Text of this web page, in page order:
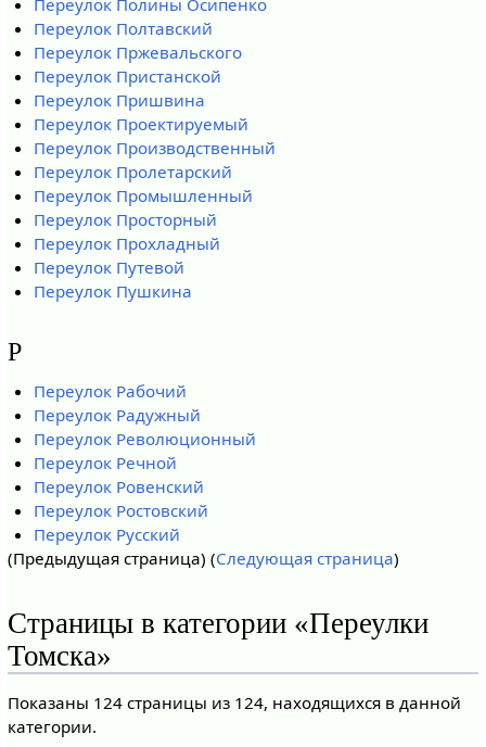
Переулок Полины Осипенко
Переулок Полтавский
Переулок Пржевальского
Переулок Пристанской
Переулок Пришвина
Переулок Проектируемый
Переулок Производственный
Переулок Пролетарский
Переулок Промышленный
Переулок Просторный
Переулок Прохладный
Переулок Путевой
Переулок Пушкина
Р
Переулок Рабочий
Переулок Радужный
Переулок Революционный
Переулок Речной
Переулок Ровенский
Переулок Ростовский
Переулок Русский
(Предыдущая страница) (Следующая страница)
Страницы в категории «Переулки
Томска»
Показаны 124 страницы из 124, находящихся в данной
категории.